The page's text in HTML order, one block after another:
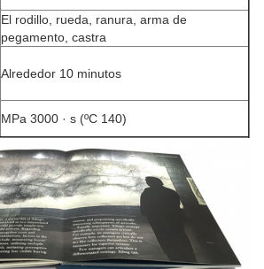
El rodillo, rueda, ranura, arma de
pegamento, castra
Alrededor 10 minutos
MPa 3000 · s (ºC 140)